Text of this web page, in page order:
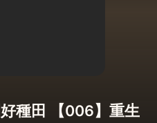
種田 【006】重生